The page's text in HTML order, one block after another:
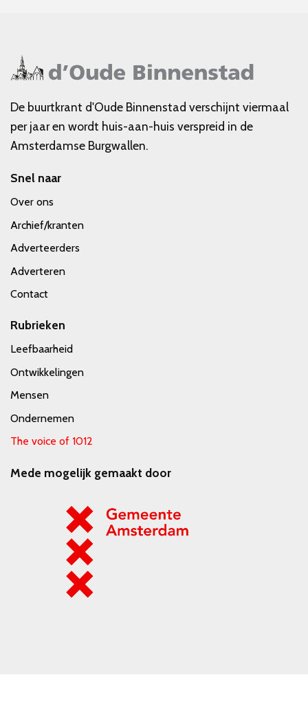
De buurtkrant d'Oude Binnenstad verschijnt viermaal
per jaar en wordt huis-aan-huis verspreid in de
Amsterdamse Burgwallen.
Snel naar
Over ons
Archief/kranten
Adverteerders
Adverteren
Contact
Rubrieken
Leefbaarheid
Ontwikkelingen
Mensen
Ondernemen
The voice of 1012
Mede mogelijk gemaakt door